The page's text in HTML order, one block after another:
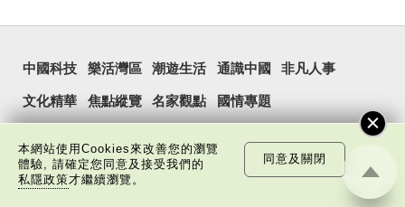
中國科技 樂活灣區 潮遊生活 通識中國 非凡人事
文化精華 焦點縱覽 名家觀點 國情專題
本網站使用Cookies來改善您的瀏覽
體驗, 請確定您同意及接受我們的
私隱政策才繼續瀏覽。
同意及關閉